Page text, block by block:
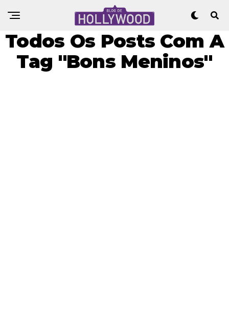
Todos Os Posts Com A
Tag "Bons Meninos"